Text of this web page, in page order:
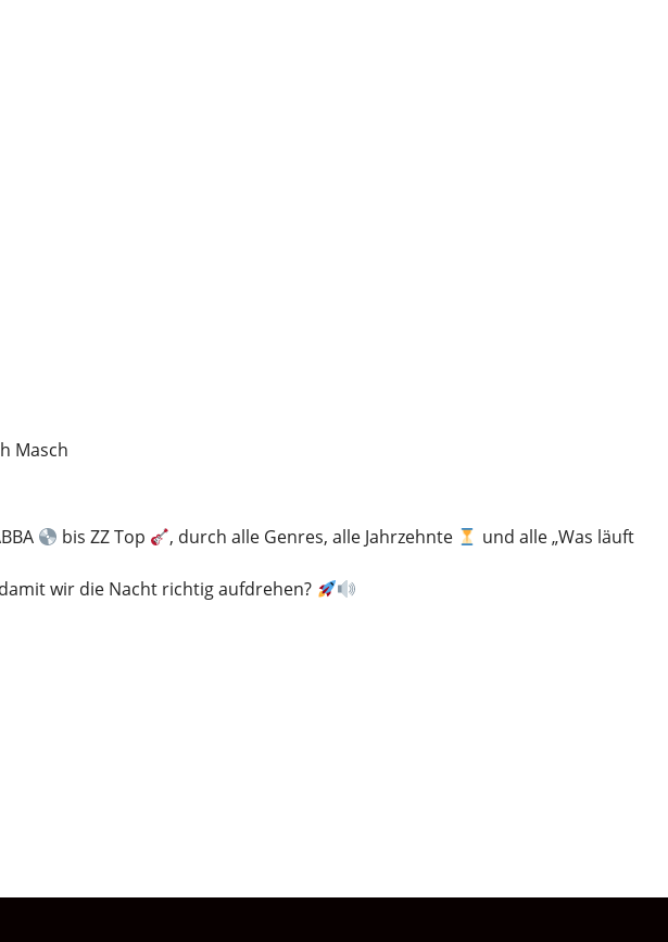
Masch
bis ZZ Top , durch alle Genres, alle Jahrzehnte
und alle „Was läuft
wir die Nacht richtig aufdrehen?